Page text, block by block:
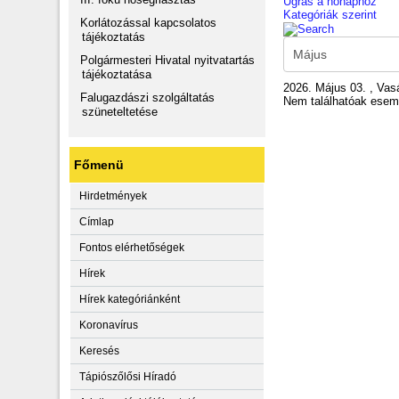
Korlátozással kapcsolatos
tájékoztatás
Polgármesteri Hivatal nyitvatartás
tájékoztatása
Falugazdászi szolgáltatás
szüneteltetése
Főmenü
Hirdetmények
Címlap
Fontos elérhetőségek
Hírek
Hírek kategóriánként
Koronavírus
Keresés
Tápiószőlősi Híradó
Kategóriák szerint
2026. Május 03. ,
Nem találhatóak